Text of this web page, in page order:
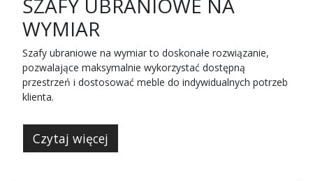
SZAFY UBRANIOWE NA
WYMIAR
Szafy ubraniowe na wymiar to doskonałe rozwiązanie,
pozwalające maksymalnie wykorzystać dostępną
przestrzeń i dostosować meble do indywidualnych potrzeb
klienta.
Czytaj więcej